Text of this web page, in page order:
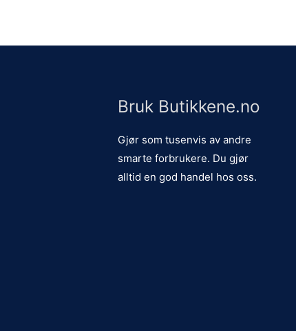
Bruk Butikkene.no
Gjør som tusenvis av andre
smarte forbrukere. Du gjør
alltid en god handel hos oss.